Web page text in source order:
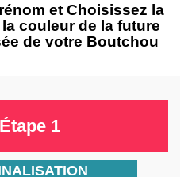
et Choisissez la
couleur de la future
de votre Boutchou
Étape 1